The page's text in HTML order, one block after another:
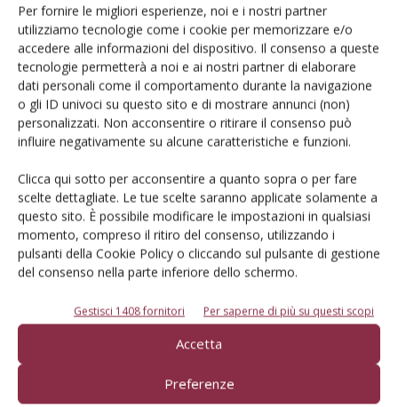
Per fornire le migliori esperienze, noi e i nostri partner
utilizziamo tecnologie come i cookie per memorizzare e/o
accedere alle informazioni del dispositivo. Il consenso a queste
tecnologie permetterà a noi e ai nostri partner di elaborare
dati personali come il comportamento durante la navigazione
o gli ID univoci su questo sito e di mostrare annunci (non)
personalizzati. Non acconsentire o ritirare il consenso può
influire negativamente su alcune caratteristiche e funzioni.
Clicca qui sotto per acconsentire a quanto sopra o per fare
scelte dettagliate. Le tue scelte saranno applicate solamente a
questo sito. È possibile modificare le impostazioni in qualsiasi
momento, compreso il ritiro del consenso, utilizzando i
pulsanti della Cookie Policy o cliccando sul pulsante di gestione
del consenso nella parte inferiore dello schermo.
Gestisci 1408 fornitori Per saperne di più su questi scopi
Accetta
Preferenze
manichette
stendimanichette
Facebook Twitter
Il Contoterzista